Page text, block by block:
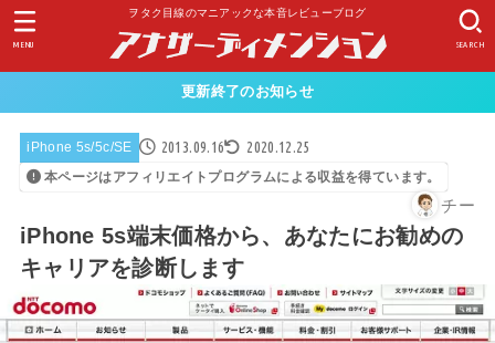
ヲタク目線のマニアックな本音レビューブログ
SEARCH
MENU
更新終了のお知らせ
iPhone 5s/5c/SE 2013.09.16 2020.12.25
本ページはアフィリエイトプログラムによる収益を得ています。
チー
iPhone 5s端末価格から、あなたにお勧めの
キャリアを診断します